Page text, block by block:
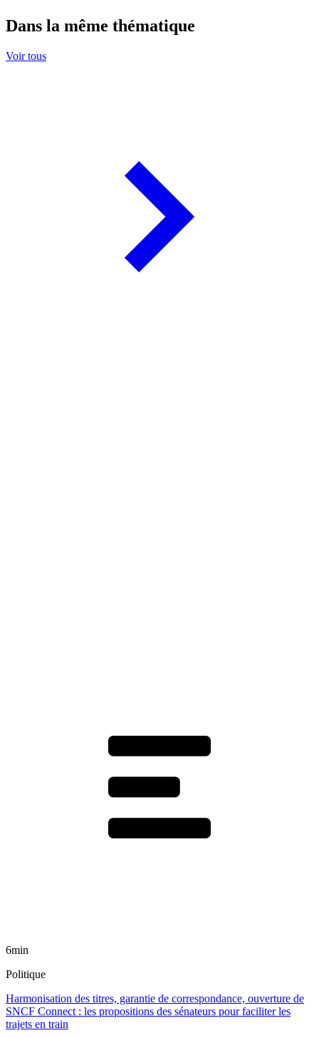
Dans la même thématique
Voir tous
6min
Politique
Harmonisation des titres, garantie de correspondance, ouverture de
SNCF Connect : les propositions des sénateurs pour faciliter les
trajets en train